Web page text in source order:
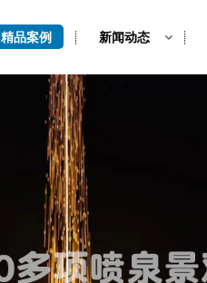
精品案例 新闻动态